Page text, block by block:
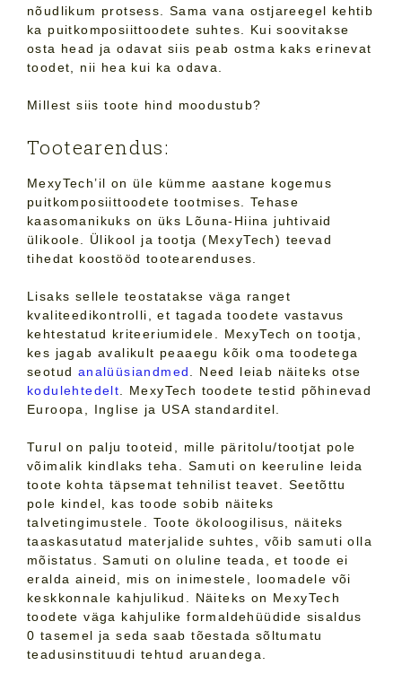
nõudlikum protsess. Sama vana ostjareegel kehtib
ka puitkomposiittoodete suhtes. Kui soovitakse
osta head ja odavat siis peab ostma kaks erinevat
toodet, nii hea kui ka odava.
Millest siis toote hind moodustub?
Tootearendus:
MexyTech’il on üle kümme aastane kogemus
puitkomposiittoodete tootmises. Tehase
kaasomanikuks on üks Lõuna-Hiina juhtivaid
ülikoole. Ülikool ja tootja (MexyTech) teevad
tihedat koostööd tootearenduses.
Lisaks sellele teostatakse väga ranget
kvaliteedikontrolli, et tagada toodete vastavus
kehtestatud kriteeriumidele. MexyTech on tootja,
kes jagab avalikult peaaegu kõik oma toodetega
seotud analüüsiandmed
. Need leiab näiteks otse
kodulehtedelt . MexyTech toodete testid põhinevad
Euroopa, Inglise ja USA standarditel.
Turul on palju tooteid, mille päritolu/tootjat pole
võimalik kindlaks teha. Samuti on keeruline leida
toote kohta täpsemat tehnilist teavet. Seetõttu
pole kindel, kas toode sobib näiteks
talvetingimustele. Toote ökoloogilisus, näiteks
taaskasutatud materjalide suhtes, võib samuti olla
mõistatus. Samuti on oluline teada, et toode ei
eralda aineid, mis on inimestele, loomadele või
keskkonnale kahjulikud. Näiteks on MexyTech
toodete väga kahjulike formaldehüüdide sisaldus
0 tasemel ja seda saab tõestada sõltumatu
teadusinstituudi tehtud aruandega.